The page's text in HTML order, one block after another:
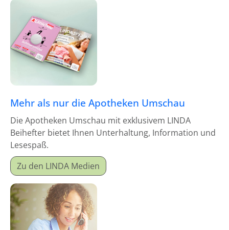
Mehr als nur die Apotheken Umschau
Die Apotheken Umschau mit exklusivem LINDA
Beihefter bietet Ihnen Unterhaltung, Information und
Lesespaß.
Zu den LINDA Medien